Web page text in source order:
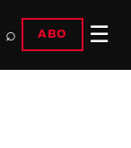
⌕ ABO ☰